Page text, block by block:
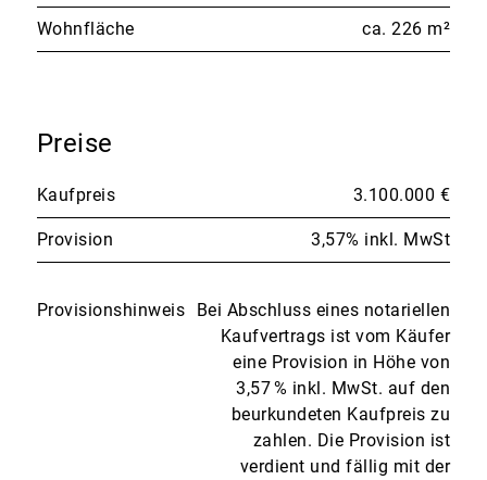
Wohnfläche ca. 226 m²
Preise
Kaufpreis 3.100.000 €
Provision 3,57% inkl. MwSt
Provisionshinweis
Bei Abschluss eines notariellen
Kaufvertrags ist vom Käufer
eine Provision in Höhe von
3,57 % inkl. MwSt. auf den
beurkundeten Kaufpreis zu
zahlen. Die Provision ist
verdient und fällig mit der